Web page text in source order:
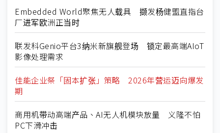
Embedded World聚焦无人载具 撷发杨健盟直指台
厂进军欧洲正当时
联发科Genio平台3纳米新旗舰登场 锁定最高端AIoT
影像处理需求
佳能企业祭「固本扩张」策略 2026年营运迈向爆发
期
商用机带动高端产品、AI无人机模块放量 义隆不怕
PC下滑冲击